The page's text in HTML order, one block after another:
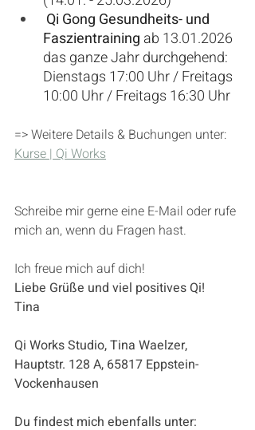
Qi Gong Gesundheits- und
Faszientraining ab 13.01.2026
das ganze Jahr durchgehend:
Dienstags 17:00 Uhr / Freitags
10:00 Uhr / Freitags 16:30 Uhr
=> Weitere Details & Buchungen unter:
Kurse | Qi Works
Schreibe mir gerne eine E-Mail oder rufe
mich an, wenn du Fragen hast.
Ich freue mich auf dich!
Liebe Grüße und viel positives Qi!
Tina
Qi Works Studio, Tina Waelzer,
Hauptstr. 128 A, 65817 Eppstein-
Vockenhausen
Du findest mich ebenfalls unter: